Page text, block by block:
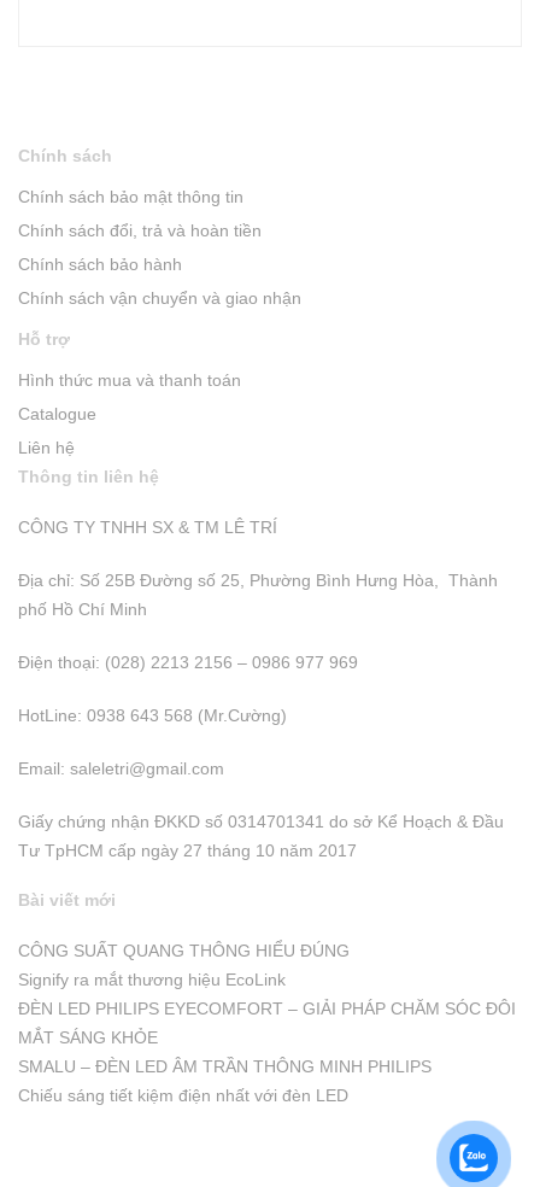
Chính sách
Chính sách bảo mật thông tin
Chính sách đổi, trả và hoàn tiền
Chính sách bảo hành
Chính sách vận chuyển và giao nhận
Hỗ trợ
Hình thức mua và thanh toán
Catalogue
Liên hệ
Thông tin liên hệ
CÔNG TY TNHH SX & TM LÊ TRÍ
Địa chỉ: Số 25B Đường số 25, Phường Bình Hưng Hòa, Thành
phố Hồ Chí Minh
Điện thoại: (028) 2213 2156 – 0986 977 969
HotLine: 0938 643 568 (Mr.Cường)
Email: saleletri@gmail.com
Giấy chứng nhận ĐKKD số 0314701341 do sở Kể Hoạch & Đầu
Tư TpHCM cấp ngày 27 tháng 10 năm 2017
Bài viết mới
CÔNG SUẤT QUANG THÔNG HIỂU ĐÚNG
Signify ra mắt thương hiệu EcoLink
ĐÈN LED PHILIPS EYECOMFORT – GIẢI PHÁP CHĂM SÓC ĐÔI
MẮT SÁNG KHỎE
SMALU – ĐÈN LED ÂM TRẦN THÔNG MINH PHILIPS
Chiếu sáng tiết kiệm điện nhất với đèn LED